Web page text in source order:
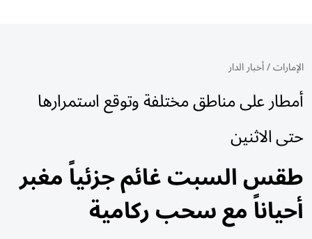
الإمارات/أخبار الدار
أمطار على مناطق مختلفة وتوقع استمرارها
حتى الاثنين
طقس السبت غائم جزئياً مغبر
أحياناً مع سحب ركامية